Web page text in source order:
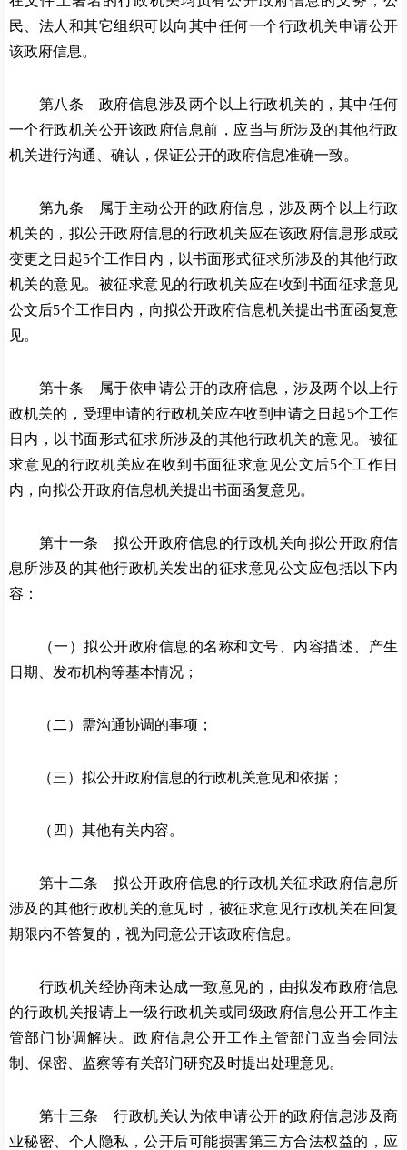
民、法人和其它组织可以向其中任何一个行政机关申请公开
该政府信息。
第八条 政府信息涉及两个以上行政机关的，其中任何
一个行政机关公开该政府信息前，应当与所涉及的其他行政
机关进行沟通、确认，保证公开的政府信息准确一致。
第九条 属于主动公开的政府信息，涉及两个以上行政
机关的，拟公开政府信息的行政机关应在该政府信息形成或
变更之日起5个工作日内，以书面形式征求所涉及的其他行政
机关的意见。被征求意见的行政机关应在收到书面征求意见
公文后5个工作日内，向拟公开政府信息机关提出书面函复意
见。
第十条 属于依申请公开的政府信息，涉及两个以上行
政机关的，受理申请的行政机关应在收到申请之日起5个工作
日内，以书面形式征求所涉及的其他行政机关的意见。被征
求意见的行政机关应在收到书面征求意见公文后5个工作日
内，向拟公开政府信息机关提出书面函复意见。
第十一条 拟公开政府信息的行政机关向拟公开政府信
息所涉及的其他行政机关发出的征求意见公文应包括以下内
容：
（一）拟公开政府信息的名称和文号、内容描述、产生
日期、发布机构等基本情况；
（二）需沟通协调的事项；
（三）拟公开政府信息的行政机关意见和依据；
（四）其他有关内容。
第十二条 拟公开政府信息的行政机关征求政府信息所
涉及的其他行政机关的意见时，被征求意见行政机关在回复
期限内不答复的，视为同意公开该政府信息。
行政机关经协商未达成一致意见的，由拟发布政府信息
的行政机关报请上一级行政机关或同级政府信息公开工作主
管部门协调解决。政府信息公开工作主管部门应当会同法
制、保密、监察等有关部门研究及时提出处理意见。
第十三条 行政机关认为依申请公开的政府信息涉及商
业秘密、个人隐私，公开后可能损害第三方合法权益的，应